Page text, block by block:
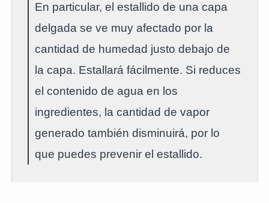
En particular, el estallido de una capa
delgada se ve muy afectado por la
cantidad de humedad justo debajo de
la capa. Estallará fácilmente. Si reduces
el contenido de agua en los
ingredientes, la cantidad de vapor
generado también disminuirá, por lo
que puedes prevenir el estallido.